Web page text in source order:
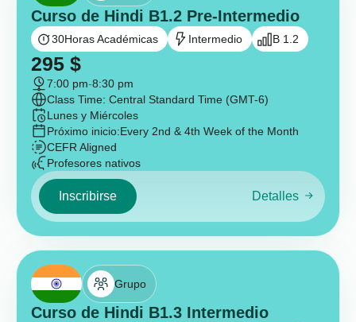
Curso de Hindi B1.2 Pre-Intermedio
30Horas Académicas Intermedio B 1.2
295 $
7:00 pm-8:30 pm
Class Time: Central Standard Time (GMT-6)
Lunes y Miércoles
Próximo inicio:Every 2nd & 4th Week of the Month
CEFR Aligned
Profesores nativos
Inscribirse Detalles
Grupo
Curso de Hindi B1.3 Intermedio